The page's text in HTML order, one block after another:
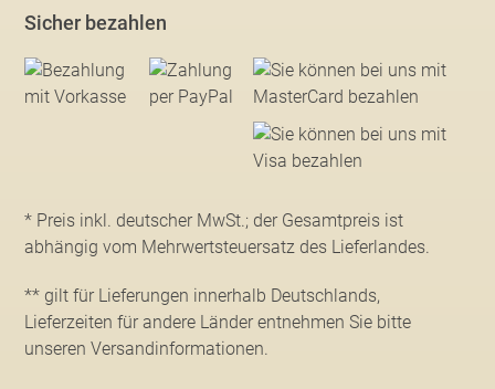
Sicher bezahlen
* Preis inkl. deutscher MwSt.; der Gesamtpreis ist
abhängig vom Mehrwertsteuersatz des Lieferlandes.
** gilt für Lieferungen innerhalb Deutschlands,
Lieferzeiten für andere Länder entnehmen Sie bitte
unseren Versandinformationen.